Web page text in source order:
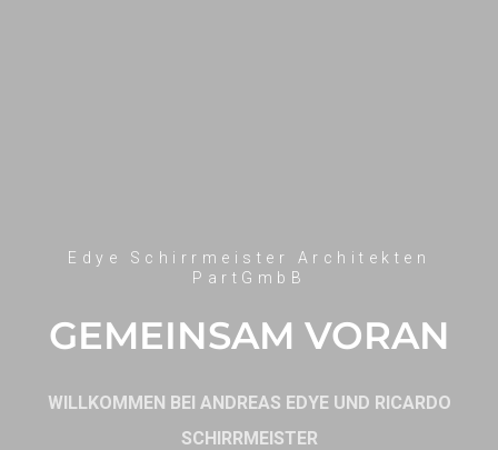
Edye Schirrmeister Architekten
PartGmbB
GEMEINSAM VORAN
WILLKOMMEN BEI ANDREAS EDYE UND RICARDO
SCHIRRMEISTER